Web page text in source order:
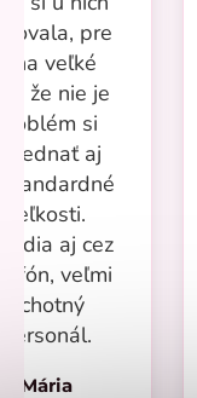
pre
veľké
že nie je
si
aj
veľkosti.
aj cez
veľmi
ochotný
personál.
Mária